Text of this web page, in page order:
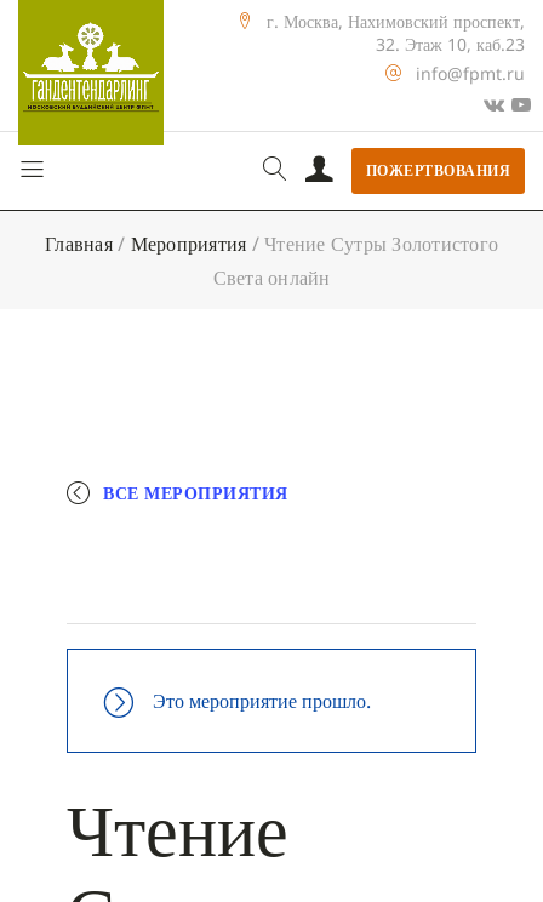
г. Москва, Нахимовский проспект,
32. Этаж 10, каб.23
info@fpmt.ru
ПОЖЕРТВОВАНИЯ
Главная/ Мероприятия /Чтение Сутры Золотистого
Света онлайн
ВСЕ МЕРОПРИЯТИЯ
Это мероприятие прошло.
Чтение